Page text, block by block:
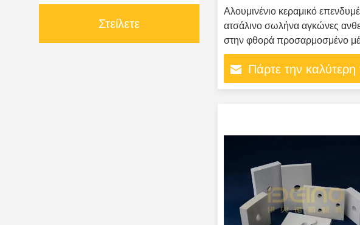
Στείλετε
Αλουμινένιο κεραμικό
ατσάλινο σωλήνα αγκώνες
στην φθορά προσαρμοσμένο
Πάρτε την καλύτερη